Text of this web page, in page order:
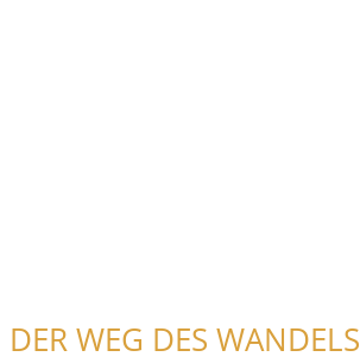
DER WEG DES WANDELS